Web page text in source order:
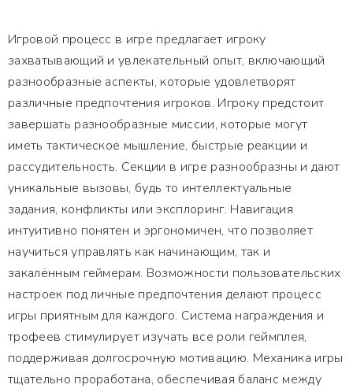
Игровой процесс в игре предлагает игроку
захватывающий и увлекательный опыт, включающий
разнообразные аспекты, которые удовлетворят
различные предпочтения игроков. Игроку предстоит
завершать разнообразные миссии, которые могут
иметь тактическое мышление, быстрые реакции и
рассудительность. Секции в игре разнообразны и дают
уникальные вызовы, будь то интеллектуальные
задания, конфликты или эксплоринг. Навигация
интуитивно понятен и эргономичен, что позволяет
научиться управлять как начинающим, так и
закалённым геймерам. Возможности пользовательских
настроек под личные предпочтения делают процесс
игры приятным для каждого. Система награждения и
трофеев стимулирует изучать все роли геймплея,
поддерживая долгосрочную мотивацию. Механика игры
тщательно проработана, обеспечивая баланс между